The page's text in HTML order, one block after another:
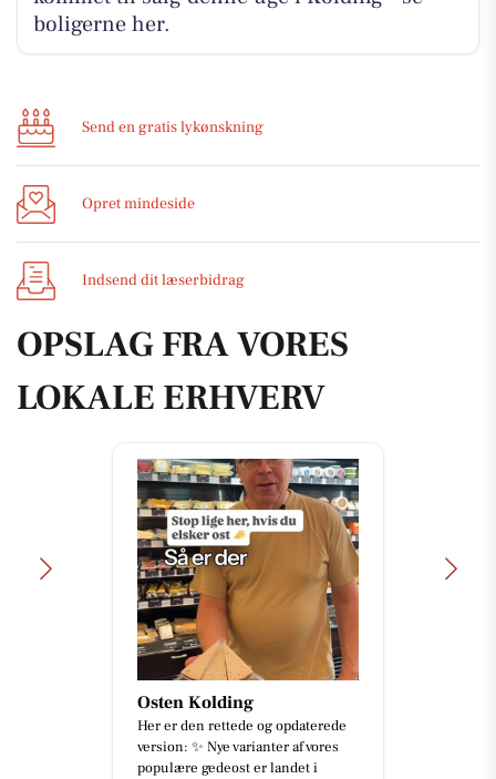
boligerne her.
Send en gratis lykønskning
Opret mindeside
Indsend dit læserbidrag
OPSLAG FRA VORES
LOKALE ERHVERV
Løwenstein Fysioterapi
📅 Book din tid online:
www.fyskolding.dk eller ring til os
📞 50 50 49 45